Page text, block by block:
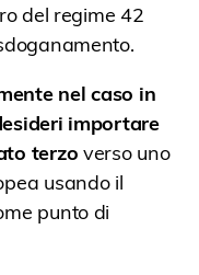
del regime 42
nel caso in
importare
terzo verso uno
usando il
punto di